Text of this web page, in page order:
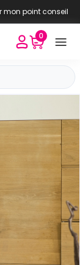
mon point conseil
0